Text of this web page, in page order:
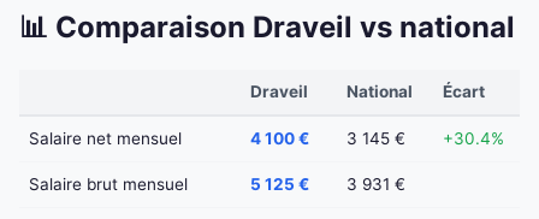
📊 Comparaison Draveil vs national
Draveil National Écart
Salaire net mensuel 4 100 € 3 145 € +30.4%
Salaire brut mensuel 5 125 € 3 931 €